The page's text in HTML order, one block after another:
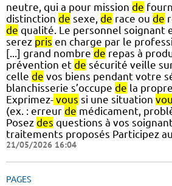
neutre, qui a pour mission de
distinction de sexe, de race ou de
de qualité. Le personnel soignant
serez pris en charge par le
[...] grand nombre de repas à
prévention et de sécurité veille
celle de vos biens pendant votre
blanchisserie s’occupe de la
Exprimez- vous si une situation
(ex. : erreur de médicament,
Posez des questions à vos
traitements proposés Participez
21/05/2026 16:04
PAGES